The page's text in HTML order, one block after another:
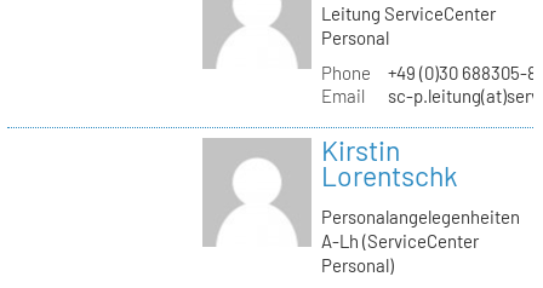
Leitung ServiceCenter
Personal
Phone
+49 (0)30 688305-
Email
sc-
Kirstin
Lorentschk
Personalangelegenheiten
A-Lh (ServiceCenter
Personal)